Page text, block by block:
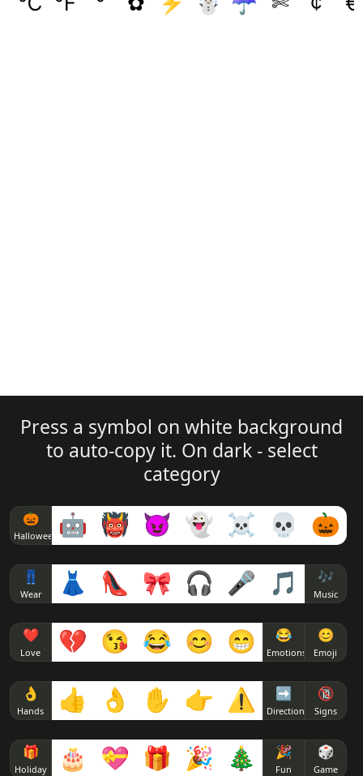
(ɔ˘ ³( ͡❛ ͜ʖ ͡❛c)
✍( ͡❛ ͜ʖ ͡❛)
🖕( ͡❛ ͜ʖ ͡❛)
凸 ( ͡❛ ͜ʖ ͡❛)凸
t( ͡❛ ͜ʖ ͡❛t)
( ͡❛ ͜ʖ ͡❛)┌∩┐
͡❛ ͜ʖ ͡❛
( ͡🔥 ͜ʖ ͡🔥)
( ͡⊗ ͜ʖ ͡⊗)
( ͡* ͜ʖ ͡*)
( ͡⏿ ͜ʖ ͡⏿)
( ͡👁 ͜ʖ ͡👁)
( ͡❛ 𝆒 ͡❛)
Press a symbol on white background
to auto-copy it. On dark - select
category
😊
Emoji
😂
Emotions
❤
Love
👌
Hands
➡
Direction
👖
Wear
🎉
Fun
🎲
Game
🎁
Holiday
🎶
Music
🔞
Signs
🎃
Halloween 🎃
☠ 💀
🤖 😈
👹 👻
🎁 🎉 🎄
👗 👠 🎀
⚠
🎤
😂
👌
😘 😊 😁
👍
💔
💝
🎂
✋
🎧
👉
🎵